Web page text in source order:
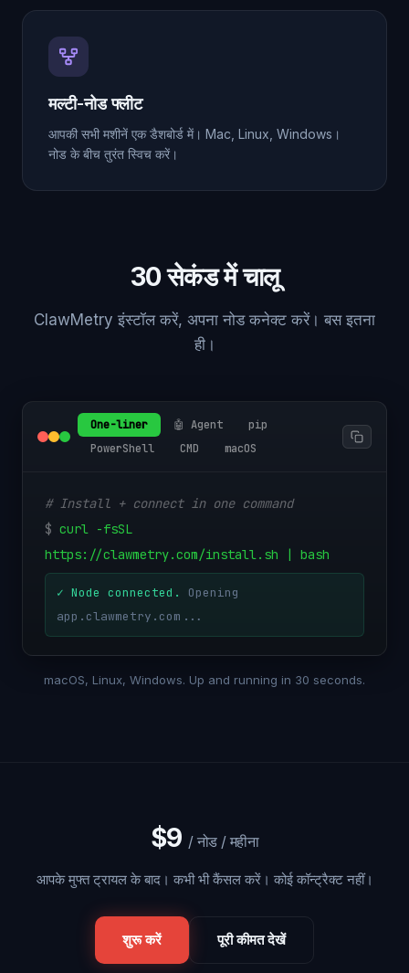
मल्टी-नोड फ्लीट
आपकी सभी मशीनें एक डैशबोर्ड में। Mac, Linux, Windows।
नोड के बीच तुरंत स्विच करें।
30 सेकंड में चालू
ClawMetry इंस्टॉल करें, अपना नोड कनेक्ट करें। बस इतना
ही।
One-liner 🤖 Agent
pip
PowerShell
CMD macOS
# Install + connect in one command
$ curl -fsSL
https://clawmetry.com/install.sh | bash
✓ Node connected.
Opening
app.clawmetry.com...
macOS, Linux, Windows. Up and running in 30 seconds.
$9 / नोड / महीना
आपके मुफ्त ट्रायल के बाद। कभी भी कैंसल करें। कोई कॉन्ट्रैक्ट नहीं।
शुरू करें पूरी कीमत देखें